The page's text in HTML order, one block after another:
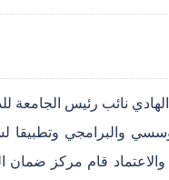
نائب رئيس الجامعة
والبرامجي وتطبيقا
قام مركز ضمان